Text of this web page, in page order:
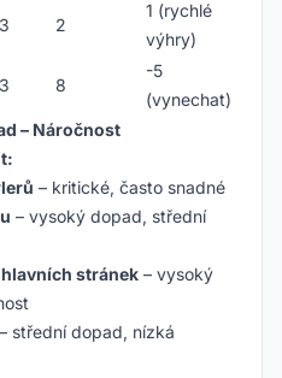
3 2
1 (rychlé
výhry)
3 8
-5
(vynechat)
– Náročnost
– kritické, často snadné
– vysoký dopad, střední
stránek – vysoký
– střední dopad, nízká